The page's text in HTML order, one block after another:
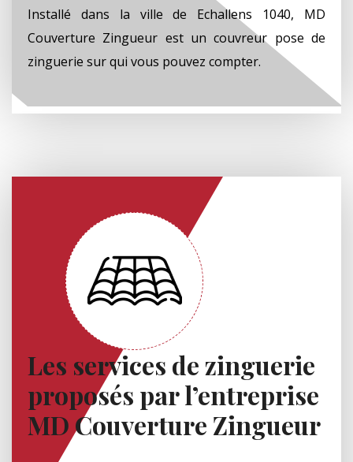
Installé dans la ville de Echallens 1040, MD
Couverture Zingueur est un couvreur pose de
zinguerie sur qui vous pouvez compter.
Les services de zinguerie
proposés par l’entreprise
MD Couverture Zingueur